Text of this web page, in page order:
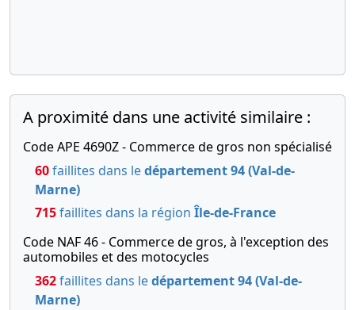
A proximité dans une activité similaire :
Code APE 4690Z - Commerce de gros non spécialisé
60faillites dans ledépartement 94 (Val-de-
Marne)
715faillites dans la région Île-de-France
Code NAF 46 - Commerce de gros, à l'exception des
automobiles et des motocycles
362faillites dans ledépartement 94 (Val-de-
Marne)